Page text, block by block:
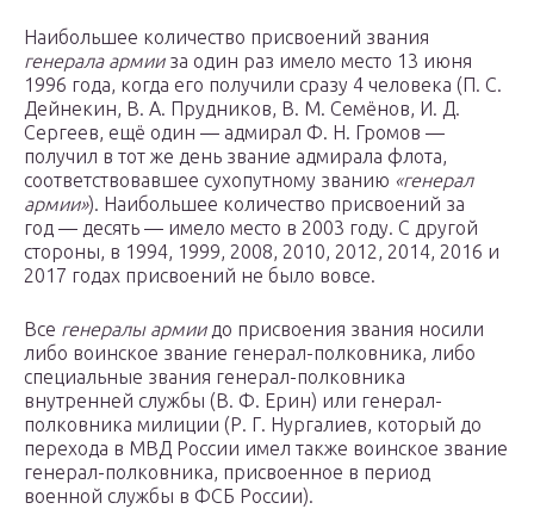
Наибольшее количество присвоений звания
генерала армииза один раз имело место 13 июня
1996 года, когда его получили сразу 4 человека (П. С.
Дейнекин, В. А. Прудников, В. М. Семёнов, И. Д.
Сергеев, ещё один — адмирал Ф. Н. Громов —
получил в тот же день звание адмирала флота,
соответствовавшее сухопутному званию «генерал
армии»). Наибольшее количество присвоений за
год — десять — имело место в 2003 году. С другой
стороны, в 1994, 1999, 2008, 2010, 2012, 2014, 2016 и
2017 годах присвоений не было вовсе.
Все генералы армиидо присвоения звания носили
либо воинское звание генерал-полковника, либо
специальные звания генерал-полковника
внутренней службы (В. Ф. Ерин) или генерал-
полковника милиции (Р. Г. Нургалиев, который до
перехода в МВД России имел также воинское звание
генерал-полковника, присвоенное в период
военной службы в ФСБ России).